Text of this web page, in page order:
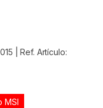
| Ref. Artículo:
MSI